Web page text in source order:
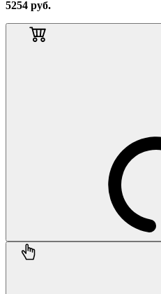
5254 руб.